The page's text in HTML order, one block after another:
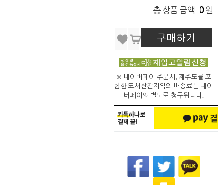
총 상품 금액 0원
구매하기
※ 네이버페이 주문시, 제주도를 포
함한 도서산간지역의 배송료는 네이
버페이와 별도로 청구됩니다.